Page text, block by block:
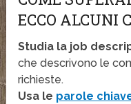
ECCO ALCUNI
Studia la job
che descrivono le
richieste.
Usa le parole